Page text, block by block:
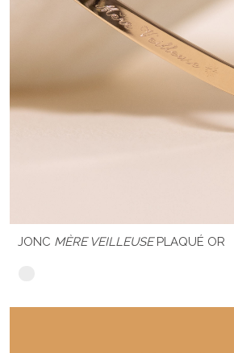
JONC MÈRE VEILLEUSEPLAQUÉ OR